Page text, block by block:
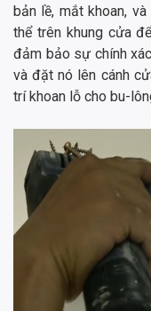
bản lề, mắt khoan,
thể trên khung cửa
đảm bảo sự chính
và đặt nó lên cánh
trí khoan lỗ cho bu-